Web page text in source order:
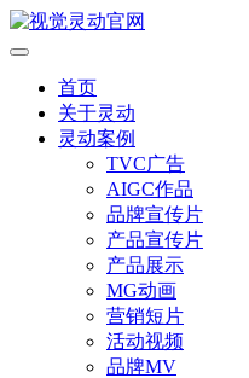
首页
关于灵动
灵动案例
TVC广告
AIGC作品
品牌宣传片
产品宣传片
产品展示
MG动画
营销短片
活动视频
品牌MV